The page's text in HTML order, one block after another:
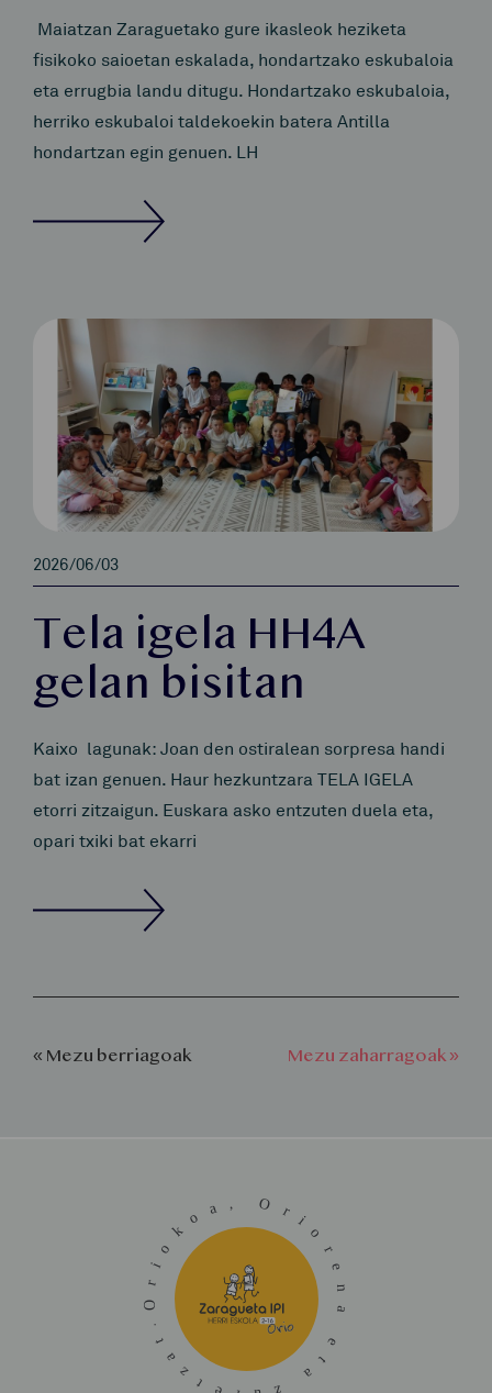
Maiatzan Zaraguetako gure ikasleok heziketa
fisikoko saioetan eskalada, hondartzako eskubaloia
eta errugbia landu ditugu. Hondartzako eskubaloia,
herriko eskubaloi taldekoekin batera Antilla
hondartzan egin genuen. LH
2026/06/03
Tela igela HH4A
gelan bisitan
Kaixo lagunak: Joan den ostiralean sorpresa handi
bat izan genuen. Haur hezkuntzara TELA IGELA
etorri zitzaigun. Euskara asko entzuten duela eta,
opari txiki bat ekarri
« Mezu berriagoak Mezu zaharragoak »